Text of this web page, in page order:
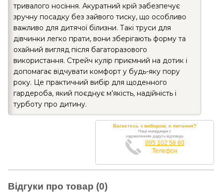
тривалого носіння. Акуратний крій забезпечує
зручну посадку без зайвого тиску, що особливо
важливо для дитячої білизни. Такі труси для
дівчинки легко прати, вони зберігають форму та
охайний вигляд після багаторазового
використання. Стрейч кулір приємний на дотик і
допомагає відчувати комфорт у будь-яку пору
року. Це практичний вибір для щоденного
гардероба, який поєднує м’якість, надійність і
турботу про дитину.
Вагаєтесь з вибором, є питання?
Наші менеджери з
задоволенням дадуть відповідь
095 102 58 80
Телефон
Відгуки про товар (0)